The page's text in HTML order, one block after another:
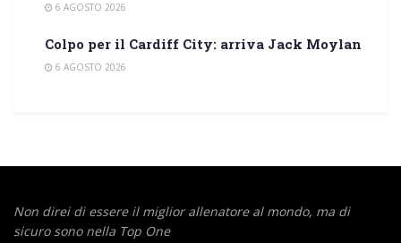
6 AGOSTO 2026
Colpo per il Cardiff City: arriva Jack Moylan
6 AGOSTO 2026
Non direi di essere il miglior allenatore al mondo, ma di
sicuro sono nella Top One